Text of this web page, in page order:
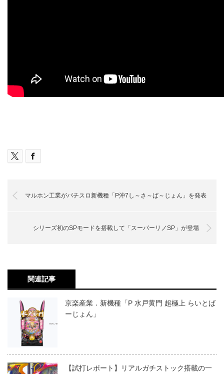
マルホン工業がパチスロ新機種「P沖7し～さ～ば～じょん」を発表
シリーズ初のSPモードを搭載して「スーパーリノSP」が登場
関連記事
京楽産業．新機種「P 水戸黄門 超極上 らいとば
ーじょん」
【試打レポート】リアルガチストック搭載の一